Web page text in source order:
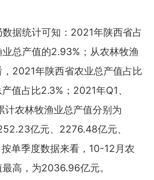
据统计可知：2021年陕西省占
总产值的2.93%；从农林牧渔
2021年陕西省农业总产值占比
值占比2.3%；2021年Q1、
农林牧渔业总产值分别为
亿元、2276.48亿元、
单季度数据来看，10-12月农
高，为2036.96亿元。